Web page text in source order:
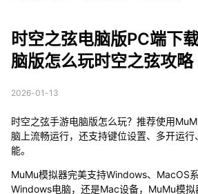
时空之弦电脑版PC端下
脑版怎么玩时空之弦攻略
2026-01-13
时空之弦手游电脑版怎么玩？推荐使用
脑上流畅运行，还支持键位设置、多开运
能。
MuMu模拟器完美支持Windows、MacOS
Windows电脑，还是Mac设备，MuMu模